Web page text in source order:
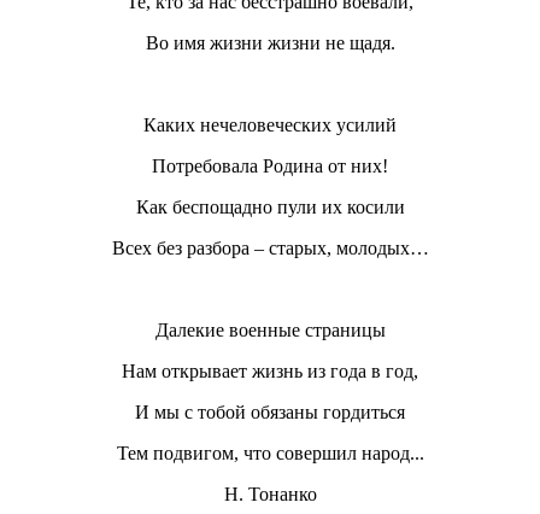
Во имя жизни жизни не щадя.
Каких нечеловеческих усилий
Потребовала Родина от них!
Как беспощадно пули их косили
Всех без разбора – старых, молодых…
Далекие военные страницы
Нам открывает жизнь из года в год,
И мы с тобой обязаны гордиться
Тем подвигом, что совершил народ...
Н. Тонанко